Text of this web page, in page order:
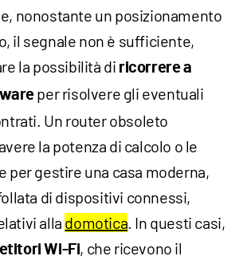
nonostante un posizionamento
il segnale non è sufficiente,
la possibilità di ricorrere a
per risolvere gli eventuali
Un router obsoleto
la potenza di calcolo o le
per gestire una casa moderna,
di dispositivi connessi,
alla domotica. In questi casi,
Wi-Fi, che ricevono il